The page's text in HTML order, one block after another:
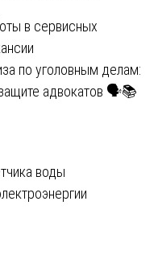
в сервисных
по уголовным делам:
адвокатов 🗣️📚
воды